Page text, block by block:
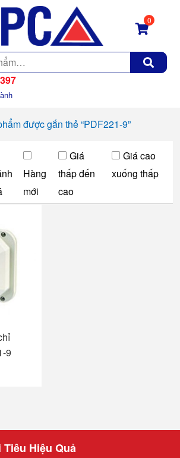
0
được gắn thẻ “PDF221-9”
Hàng
mới
Giá
thấp đến
cao
Giá cao
xuống thấp
9
Tiêu Hiệu Quả